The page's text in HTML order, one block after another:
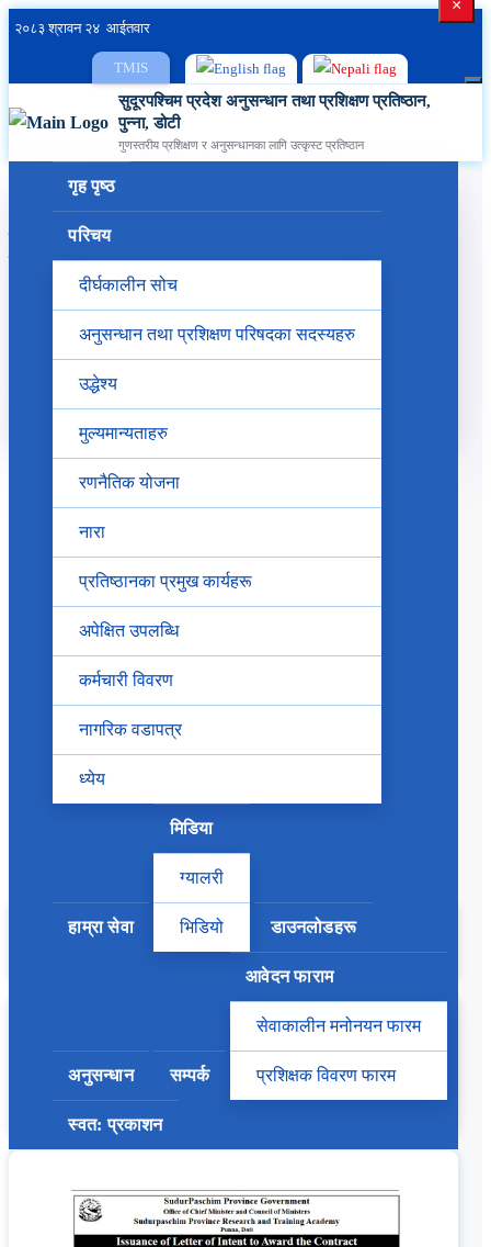
२०८३ श्रावन २४ आईतवार
TMIS
सुदूरपश्चिम प्रदेश अनुसन्धान तथा प्रशिक्षण प्रतिष्ठान,
पुन्ना, डोटी
गुणस्तरीय प्रशिक्षण र अनुसन्धानका लागि उत्कृस्ट प्रतिष्ठान
गृह पृष्ठ
परिचय
दीर्घकालीन सोच
अनुसन्धान तथा प्रशिक्षण परिषदका सदस्यहरु
उद्धेश्य
मुल्यमान्यताहरु
रणनैतिक योजना
नारा
प्रतिष्ठानका प्रमुख कार्यहरू
अपेक्षित उपलब्धि
कर्मचारी विवरण
नागरिक वडापत्र
ध्येय
हाम्रा सेवा
मिडिया
ग्यालरी
भिडियो डाउनलोडहरू
अनुसन्धान सम्पर्क
आवेदन फाराम
सेवाकालीन मनोनयन फारम
प्रशिक्षक विवरण फारम
स्वत: प्रकाशन
संघ, प्रदेश तथा स्‍थानीय तहमा कार्यरत सहायक स्तर चौथौ
तहका कर्मचारिहरुका लागि " कार्यालय कार्यविधि तथा व्यवस्थापन
विषयक" सेवाकालिन प्रशिक्षण सम्‍पन्‍न
×
File Name:जनसंख्या तथा सवारी चाप सम्बन्धमा
File Size:670KB
Create Type:
Create Date:2076/04/20
Description:काठमाण्डौ उपत्यकामा दिन प्रतिदिन बढ्दै गएको
जनसंख्या तथा सवारी चाप, सिमित साघुरा सडकहरू सवारी नियम तथा
काठमाण्डौ उपत्यकाको ट्राफिक व्यवस्थापन गर्ने कार्य जटिल एंव
चुनौतिपुर्ण बन्दै गएको छ ।
प्रशिक्षक रोस्टर सूचिकृत सम्बन्धमा
सेवाकालीन प्रशिक्षणका लागि प्रशिक्षार्थी मनोनयन फाराम भर्ने
सम्बन्धी सूचना